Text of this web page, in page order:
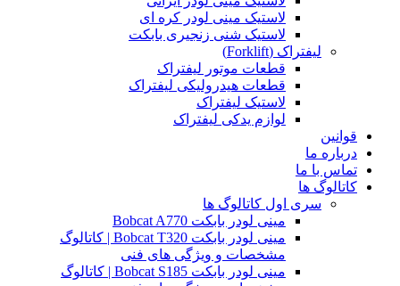
لاستیک مینی لودر کره ای
لاستیک شنی زنجیری بابکت
لیفتراک (Forklift)
قطعات موتور لیفتراک
قطعات هیدرولیکی لیفتراک
لاستیک لیفتراک
لوازم یدکی لیفتراک
قوانین
درباره ما
تماس با ما
کاتالوگ ها
سری اول کاتالوگ ها
مینی لودر بابکت Bobcat A770
مینی لودر بابکت Bobcat T320 | کاتالوگ
مشخصات و ویژگی های فنی
مینی لودر بابکت Bobcat S185 | کاتالوگ